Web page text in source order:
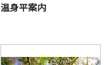
温身平案内